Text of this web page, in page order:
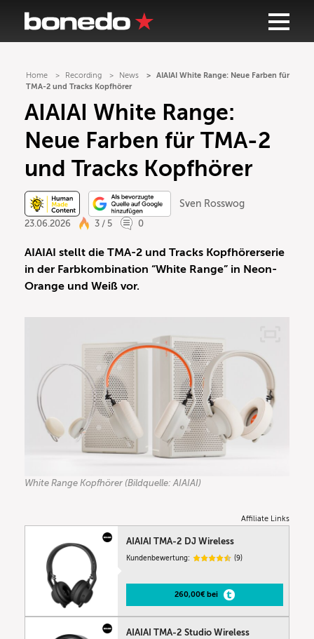
Home Recording News
AIAIAI White Range: Neue Farben für
TMA-2 und Tracks Kopfhörer
AIAIAI White Range:
Neue Farben für TMA-2
und Tracks Kopfhörer
Sven Rosswog
23.06.2026
3 / 5 0
AIAIAI stellt die TMA-2 und Tracks Kopfhörerserie
in der Farbkombination “White Range” in Neon-
Orange und Weiß vor.
White Range Kopfhörer (Bildquelle: AIAIAI)
Affiliate Links
AIAIAI TMA-2 DJ Wireless
Kundenbewertung: (9)
260,00€ bei
AIAIAI TMA-2 Studio Wireless